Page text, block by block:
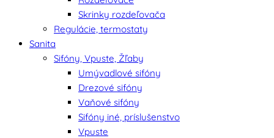
Skrinky rozdeľovača
Regulácie, termostaty
Sanita
Sifóny, Vpuste, Žľaby
Umývadlové sifóny
Drezové sifóny
Vaňové sifóny
Sifóny iné, príslušenstvo
Vpuste